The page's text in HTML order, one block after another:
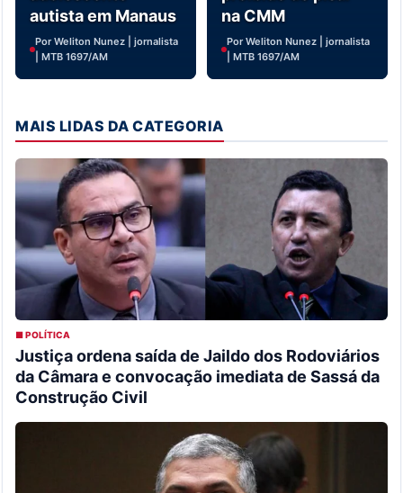
autista em Manaus
Por Weliton Nunez | jornalista
| MTB 1697/AM
na CMM
Por Weliton Nunez | jornalista
| MTB 1697/AM
MAIS LIDAS DA CATEGORIA
■ POLÍTICA
Justiça ordena saída de Jaildo dos Rodoviários
da Câmara e convocação imediata de Sassá da
Construção Civil